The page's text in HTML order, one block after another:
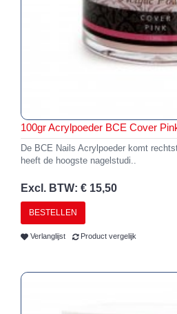
100gr Acrylpoeder BCE Cover
De BCE Nails Acrylpoeder komt
heeft de hoogste nagelstudi..
Excl. BTW: € 15,50
BESTELLEN
Verlanglijst Product vergelijk